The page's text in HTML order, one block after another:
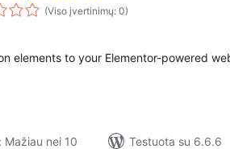
(Viso įvertinimų: 0)
elements to your Elementor-powered
Mažiau nei 10
Testuota su 6.6.6